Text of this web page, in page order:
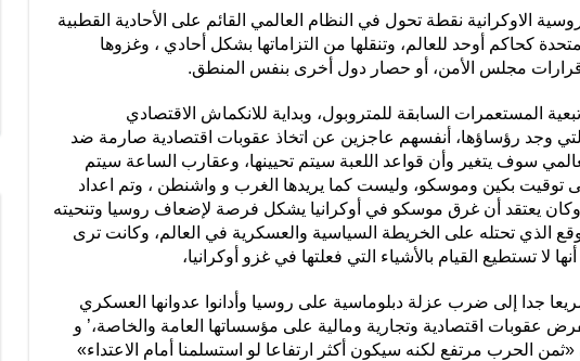
الاوكرانية نقطة تحول في النظام العالمي القائم على الأحادية القطبية
كحاكم أوحد للعالم، وتنقلها من التزاماتها بشكل أحادي ، وغزوها
مجلس الأمن، أو حصار دول أخرى بنفس المنطق.
المستعمرات السابقة للمتروبول، وبداية للانكماش الاقتصادي
التي وجد رؤساؤها، أنفسهم عاجزين عن اتخاذ عقوبات اقتصادية صارمة ضد
سوف يتغير وأن قواعد اللعبة سيتم تحيينها، وعقارب الساعة سيتم
توقيت بكين وموسكو، وليست كما يريدها الغرب و واشنطن ، وتم اعداد
وكان يعتقد أن غرق موسكو في أوكرانيا يشكل فرصة لإضعاف روسيا وتنحيته
الذي تحتله على الخريطة السياسية والعسكرية في العالم، وكانت ترى
لا تستطيع القيام بالأشياء التي فعلتها في غزو أوكرانيا،
جدا إلى ضرب عزلة دبلوماسية على روسيا وأدانوا عدوانها العسكري
بفرض عقوبات اقتصادية وتجارية ومالية على مؤسساتها العامة والخاصة،’ و
الحرب مرتفع لكنه سيكون أكثر ارتفاعا لو استسلمنا أمام الاعتداء»